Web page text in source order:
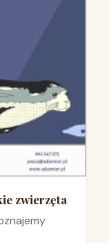
zwierzęta